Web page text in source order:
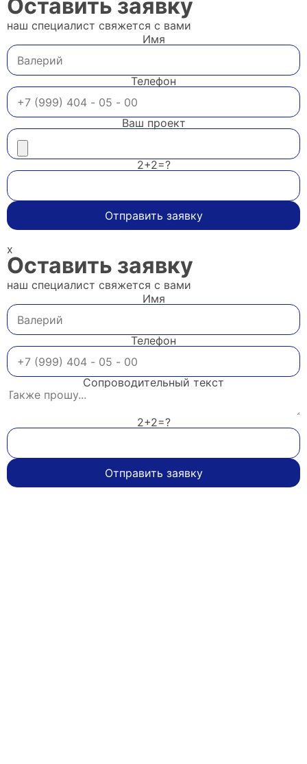
Оставить заявку
наш специалист свяжется с вами
Имя
Телефон
Ваш проект
2+2=?
Отправить заявку
x
Оставить заявку
наш специалист свяжется с вами
Имя
Телефон
Сопроводительный текст
2+2=?
Отправить заявку